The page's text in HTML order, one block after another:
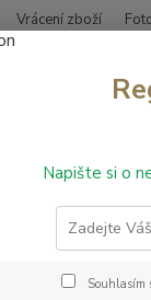
Vrácení zboží
Obvodové lišty
Napište si o
Souhlasím